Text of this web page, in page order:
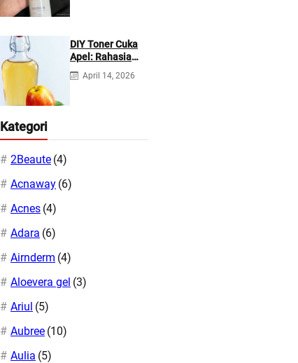
DIY Toner Cuka
Apel: Rahasia
Jerawat Kempes
dalam 2 Hari!
April 14, 2026
Kategori
2Beaute (4)
Acnaway (6)
Acnes (4)
Adara (6)
Airnderm (4)
Aloevera gel (3)
Ariul (5)
Aubree (10)
Aulia (5)